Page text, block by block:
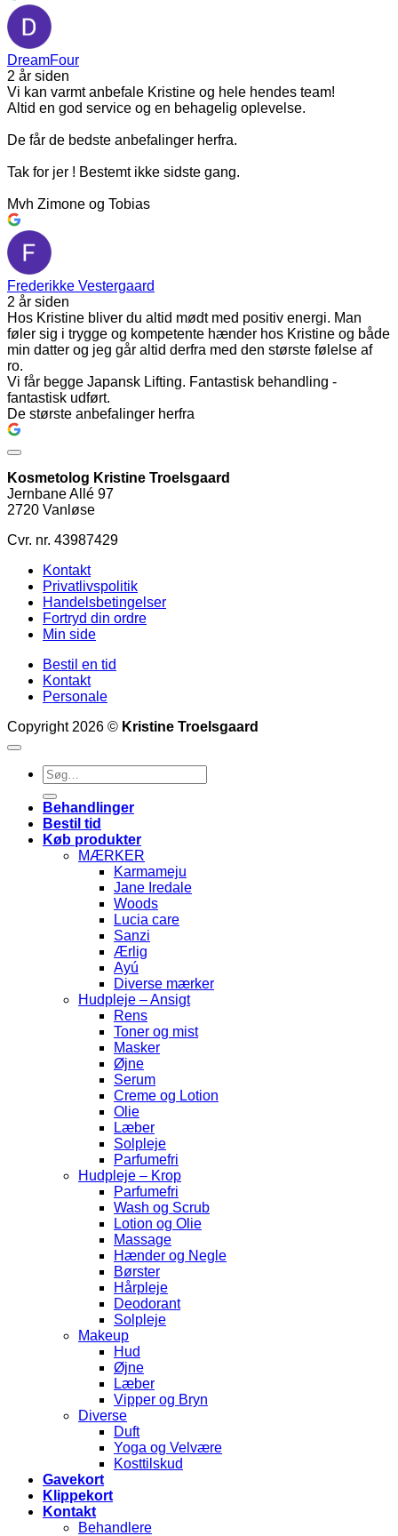
DreamFour
2 år siden
Vi kan varmt anbefale Kristine og hele hendes team!
Altid en god service og en behagelig oplevelse.
De får de bedste anbefalinger herfra.
Tak for jer ! Bestemt ikke sidste gang.
Mvh Zimone og Tobias
Frederikke Vestergaard
2 år siden
Hos Kristine bliver du altid mødt med positiv energi. Man
føler sig i trygge og kompetente hænder hos Kristine og både
min datter og jeg går altid derfra med den største følelse af
ro.
Vi får begge Japansk Lifting. Fantastisk behandling -
fantastisk udført.
De største anbefalinger herfra
Kosmetolog Kristine Troelsgaard
Jernbane Allé 97
2720 Vanløse
Cvr. nr. 43987429
Kontakt
Privatlivspolitik
Handelsbetingelser
Fortryd din ordre
Min side
Bestil en tid
Kontakt
Personale
Copyright 2026 © Kristine Troelsgaard
Søg
efter:
Behandlinger
Bestil tid
Køb produkter
MÆRKER
Karmameju
Jane Iredale
Woods
Lucia care
Sanzi
Ærlig
Ayú
Diverse mærker
Hudpleje – Ansigt
Rens
Toner og mist
Masker
Øjne
Serum
Creme og Lotion
Olie
Læber
Solpleje
Parfumefri
Hudpleje – Krop
Parfumefri
Wash og Scrub
Lotion og Olie
Massage
Hænder og Negle
Børster
Hårpleje
Deodorant
Solpleje
Makeup
Hud
Øjne
Læber
Vipper og Bryn
Diverse
Duft
Yoga og Velvære
Kosttilskud
Gavekort
Klippekort
Kontakt
Behandlere